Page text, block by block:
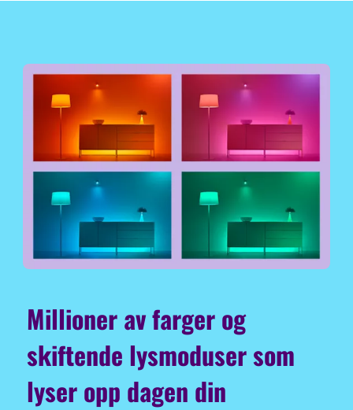
Millioner av farger og
skiftende lysmoduser som
lyser opp dagen din